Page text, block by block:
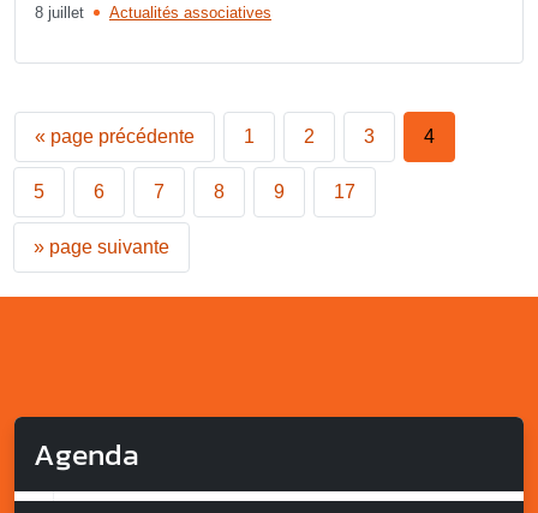
8 juillet Actualités associatives
« page précédente 1 2 3 4
5 6 7 8 9 17
» page suivante
Agenda